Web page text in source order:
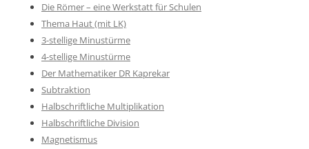
Die Römer – eine Werkstatt für Schulen
Thema Haut (mit LK)
3-stellige Minustürme
4-stellige Minustürme
Der Mathematiker DR Kaprekar
Subtraktion
Halbschriftliche Multiplikation
Halbschriftliche Division
Magnetismus